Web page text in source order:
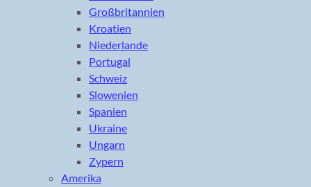
Großbritannien
Kroatien
Niederlande
Portugal
Schweiz
Slowenien
Spanien
Ukraine
Ungarn
Zypern
Amerika